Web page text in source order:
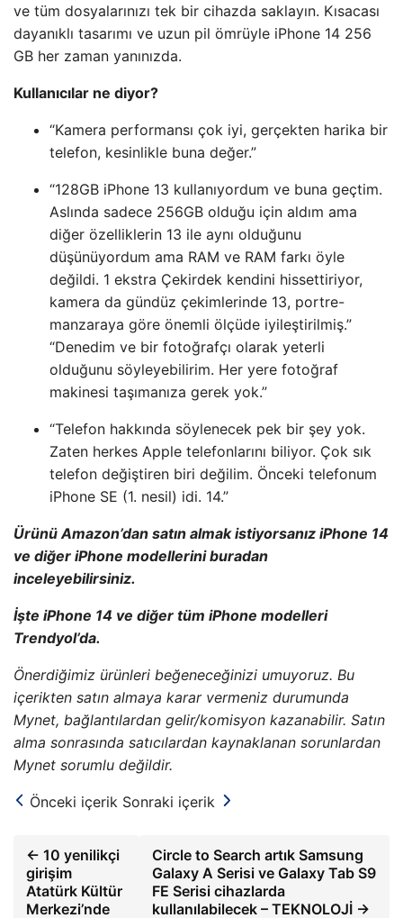
ve tüm dosyalarınızı tek bir cihazda saklayın. Kısacası
dayanıklı tasarımı ve uzun pil ömrüyle iPhone 14 256
GB her zaman yanınızda.
Kullanıcılar ne diyor?
“Kamera performansı çok iyi, gerçekten harika bir
telefon, kesinlikle buna değer.”
“128GB iPhone 13 kullanıyordum ve buna geçtim.
Aslında sadece 256GB olduğu için aldım ama
diğer özelliklerin 13 ile aynı olduğunu
düşünüyordum ama RAM ve RAM farkı öyle
değildi. 1 ekstra Çekirdek kendini hissettiriyor,
kamera da gündüz çekimlerinde 13, portre-
manzaraya göre önemli ölçüde iyileştirilmiş.”
“Denedim ve bir fotoğrafçı olarak yeterli
olduğunu söyleyebilirim. Her yere fotoğraf
makinesi taşımanıza gerek yok.”
“Telefon hakkında söylenecek pek bir şey yok.
Zaten herkes Apple telefonlarını biliyor. Çok sık
telefon değiştiren biri değilim. Önceki telefonum
iPhone SE (1. nesil) idi. 14.”
Ürünü Amazon’dan satın almak istiyorsanız iPhone 14
ve diğer iPhone modellerini buradan
inceleyebilirsiniz.
İşte iPhone 14 ve diğer tüm iPhone modelleri
Trendyol’da.
Önerdiğimiz ürünleri beğeneceğinizi umuyoruz. Bu
içerikten satın almaya karar vermeniz durumunda
Mynet, bağlantılardan gelir/komisyon kazanabilir. Satın
alma sonrasında satıcılardan kaynaklanan sorunlardan
Mynet sorumlu değildir.
Önceki içerik Sonraki içerik
← 10 yenilikçi
girişim
Atatürk Kültür
Merkezi’nde
Circle to Search artık Samsung
Galaxy A Serisi ve Galaxy Tab S9
FE Serisi cihazlarda
kullanılabilecek – TEKNOLOJİ →